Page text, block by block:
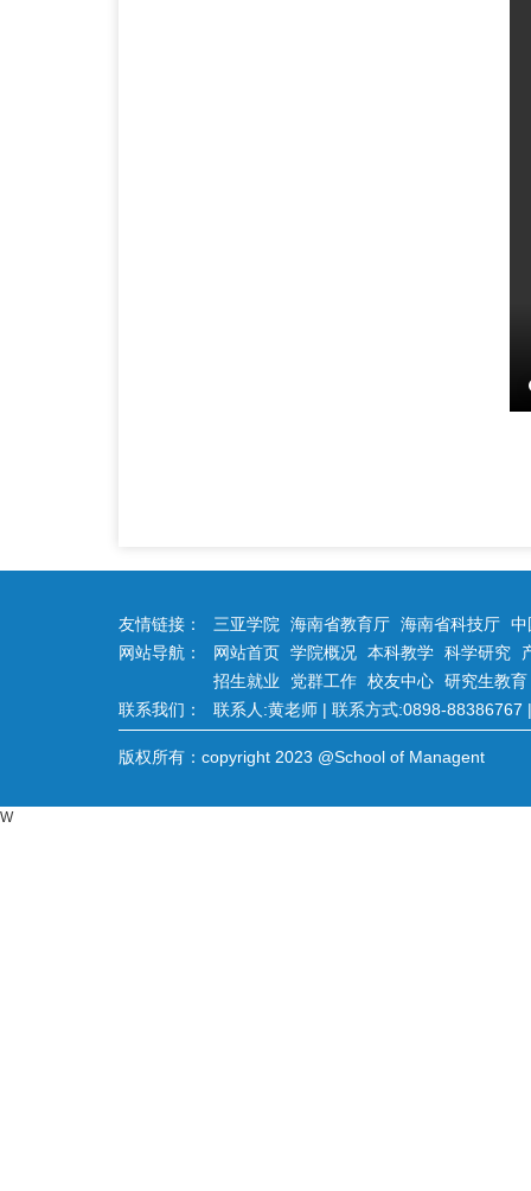
友情链接： 三亚学院 海南省教育厅 海南省科技厅 中
网站导航：
网站首页 学院概况 本科教学 科学研究
招生就业
党群工作 校友中心 研究生教育
联系我们：
联系人:黄老师 | 联系方式:0898-88386767
版权所有：copyright 2023 @School of Managent
W